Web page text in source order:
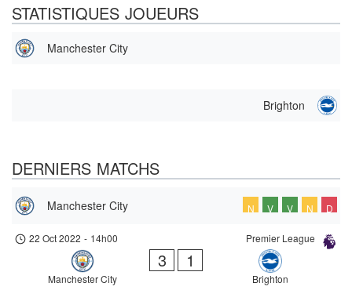
STATISTIQUES JOUEURS
Manchester City
Brighton
DERNIERS MATCHS
Manchester City N V V N D
Premier League
22 Oct 2022 - 14h00
Manchester City
3 1
Brighton